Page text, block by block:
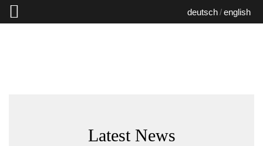
deutsch english
Latest News